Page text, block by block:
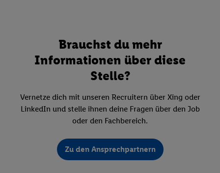
Brauchst du mehr
Informationen über diese
Stelle?
Vernetze dich mit unseren Recruitern über Xing oder
LinkedIn und stelle ihnen deine Fragen über den Job
oder den Fachbereich.
Zu den Ansprechpartnern